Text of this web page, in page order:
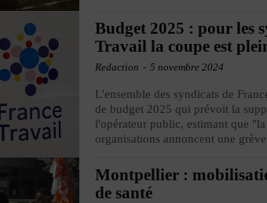
Budget 2025 : pour les
Travail la coupe est
Redaction - 5 novembre 2024
L'ensemble des syndicats de
de budget 2025 qui prévoit la
l'opérateur public, estimant que
organisations annoncent une
Montpellier :
de santé